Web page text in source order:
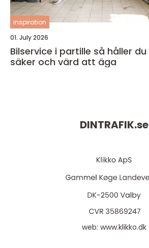
inspiration
01. July 2026
Bilservice i partille så håller du bilen trygg,
säker och värd att äga
DINTRAFIK.se
web: www.klikko.dk